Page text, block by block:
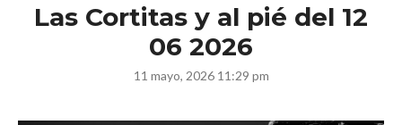
Las Cortitas y al pié del 12
06 2026
11 mayo, 2026 11:29 pm